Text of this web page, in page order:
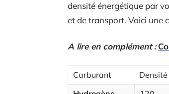
densité énergétique par
et de transport. Voici une
A lire en complément :
Carburant